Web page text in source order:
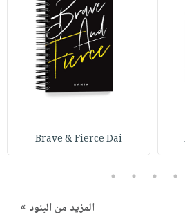
Brave & Fierce Dai
2
3
4
5
المزيد من البنود »